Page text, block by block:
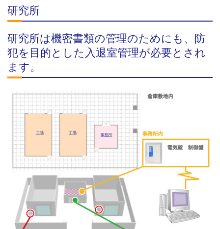
研究所
研究所は機密書類の管理のためにも、防
犯を目的とした入退室管理が必要とされ
ます。